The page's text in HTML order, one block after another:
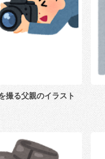
撮る父親のイラスト